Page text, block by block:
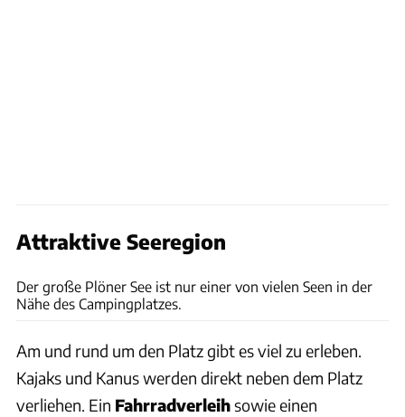
Attraktive Seeregion
Der große Plöner See ist nur einer von vielen Seen in der
Nähe des Campingplatzes.
Am und rund um den Platz gibt es viel zu erleben.
Kajaks und Kanus werden direkt neben dem Platz
verliehen. Ein Fahrradverleihsowie einen